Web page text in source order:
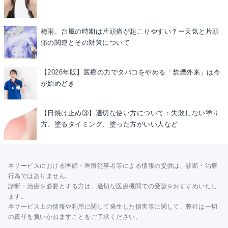
梅雨、台風の時期は片頭痛が起こりやすい？ー天気と片頭
痛の関連とその対策について
【2026年版】医療の力でタバコをやめる「禁煙外来」は今
が始めどき
【日焼け止め③】適切な使い方について：失敗しない塗り
方、塗るタイミング、塗った方がいい人など
本サービスにおける医師・医療従事者等による情報の提供は、診断・治療
行為ではありません。
診断・治療を必要とする方は、適切な医療機関での受診をおすすめいたし
ます。
本サービス上の情報や利用に関して発生した損害等に関して、弊社は一切
の責任を負いかねますことをご了承ください。